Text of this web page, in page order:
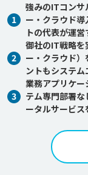
1
強みのITコンサ
ー・クラウド
トの代表が運営
2
御社のIT戦略を
ー・クラウド
ントもシステム
3
業務アプリケ
テム専門部署
ータルサービス